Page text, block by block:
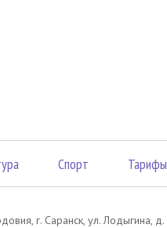
Спорт Тарифы
г. Саранск, ул. Лодыгина, д.